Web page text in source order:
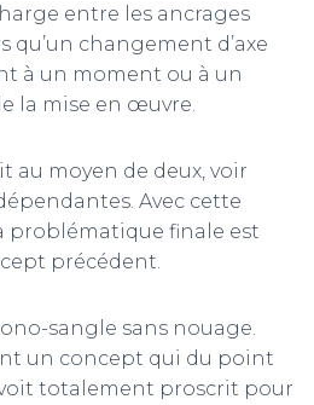
entre les ancrages
qu’un changement d’axe
à un moment ou à un
la mise en œuvre.
au moyen de deux, voir
Avec cette
problématique finale est
précédent.
sangle sans nouage.
un concept qui du point
voit totalement proscrit pour